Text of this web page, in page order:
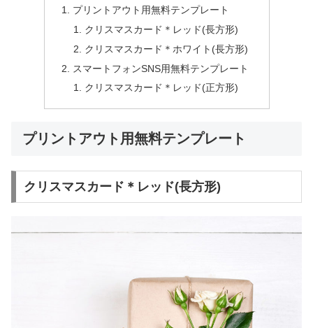
プリントアウト用無料テンプレート
クリスマスカード＊レッド(長方形)
クリスマスカード＊ホワイト(長方形)
スマートフォンSNS用無料テンプレート
クリスマスカード＊レッド(正方形)
プリントアウト用無料テンプレート
クリスマスカード＊レッド(長方形)